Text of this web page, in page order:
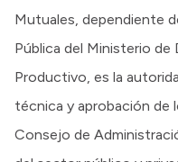
Mutuales, dependiente
Pública del Ministerio
Productivo, es la
técnica y aprobación de
Consejo de